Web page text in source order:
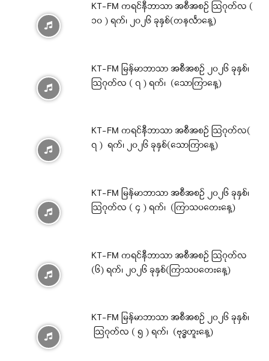
KT-FM ကရင်နီဘာသာ အစီအစဉ် ဩဂုတ်လ (
၁၀ ) ရက်၊ ၂၀၂၆ ခုနှစ်(တနင်္လာနေ့)
KT-FM မြန်မာဘာသာ အစီအစဉ် ၂၀၂၆ ခုနှစ်၊
ဩဂုတ်လ ( ၇ ) ရက်၊ (သောကြာနေ့)
KT-FM ကရင်နီဘာသာ အစီအစဉ် ဩဂုတ်လ(
၇ ) ရက်၊ ၂၀၂၆ ခုနှစ်(သောကြာနေ့)
KT-FM မြန်မာဘာသာ အစီအစဉ် ၂၀၂၆ ခုနှစ်၊
ဩဂုတ်လ ( ၄ ) ရက်၊ (ကြာသပတေးနေ့)
KT-FM ကရင်နီဘာသာ အစီအစဉ် ဩဂုတ်လ
(၆) ရက်၊ ၂၀၂၆ ခုနှစ်(ကြာသပတေးနေ့)
KT-FM မြန်မာဘာသာ အစီအစဉ် ၂၀၂၆ ခုနှစ်၊
ဩဂုတ်လ ( ၅ ) ရက်၊ (ဗုဒ္ဓဟူးနေ့)